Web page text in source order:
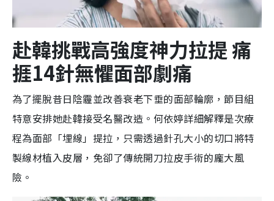
赴韓挑戰高強度神力拉提 痛
捱14針無懼面部劇痛
為了擺脫昔日陰霾並改善衰老下垂的面部輪廓，節目組
特意安排她赴韓接受名醫改造。何依婷詳細解釋是次療
程為面部「埋線」提拉，只需透過針孔大小的切口將特
製線材植入皮層，免卻了傳統開刀拉皮手術的龐大風
險。